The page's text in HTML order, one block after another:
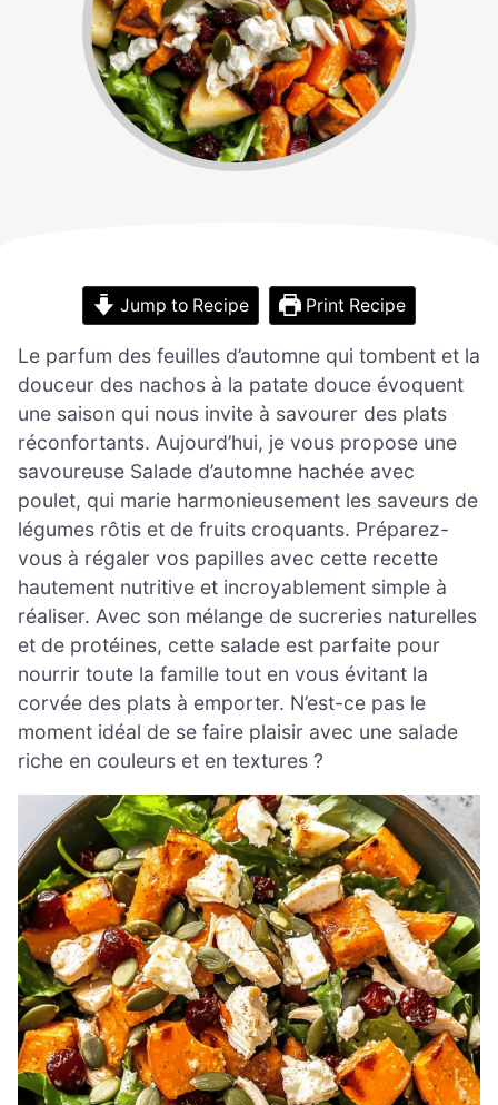
Jump to Recipe Print Recipe
Le parfum des feuilles d’automne qui tombent et la
douceur des nachos à la patate douce évoquent
une saison qui nous invite à savourer des plats
réconfortants. Aujourd’hui, je vous propose une
savoureuse Salade d’automne hachée avec
poulet, qui marie harmonieusement les saveurs de
légumes rôtis et de fruits croquants. Préparez-
vous à régaler vos papilles avec cette recette
hautement nutritive et incroyablement simple à
réaliser. Avec son mélange de sucreries naturelles
et de protéines, cette salade est parfaite pour
nourrir toute la famille tout en vous évitant la
corvée des plats à emporter. N’est-ce pas le
moment idéal de se faire plaisir avec une salade
riche en couleurs et en textures ?